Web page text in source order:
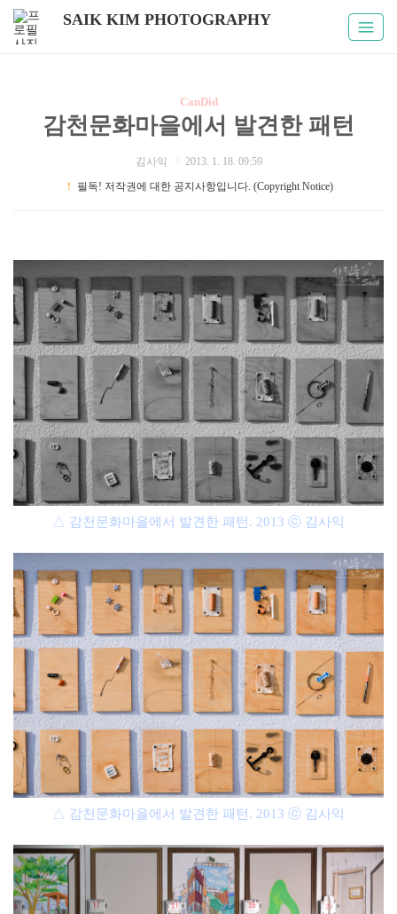
SAIK KIM PHOTOGRAPHY
CanDid
감천문화마을에서 발견한 패턴
김사익
2013. 1. 18. 09:59
！
필독! 저작권에 대한 공지사항입니다. (Copyright Notice)
△ 감천문화마을에서 발견한 패턴. 2013 ⓒ 김사익
△ 감천문화마을에서 발견한 패턴. 2013 ⓒ 김사익